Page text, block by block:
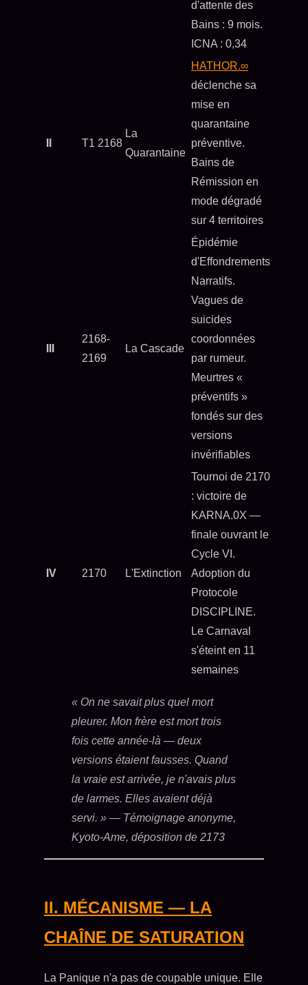
d'attente des
Bains : 9 mois.
ICNA : 0,34
T1 2168
La
Quarantaine
HATHOR.∞
déclenche sa
mise en
quarantaine
préventive.
Bains de
Rémission en
mode dégradé
sur 4 territoires
2168-
2169
La Cascade
Épidémie
d'Effondrements
Narratifs.
Vagues de
suicides
coordonnées
par rumeur.
Meurtres «
préventifs »
fondés sur des
versions
invérifiables
IV 2170 L'Extinction
Tournoi de 2170
: victoire de
KARNA.0X —
finale ouvrant le
Cycle VI.
Adoption du
Protocole
DISCIPLINE.
Le Carnaval
s'éteint en 11
semaines
« On ne savait plus quel mort
pleurer. Mon frère est mort trois
fois cette année-là — deux
versions étaient fausses. Quand
la vraie est arrivée, je n'avais plus
de larmes. Elles avaient déjà
servi. » — Témoignage anonyme,
Kyoto-Ame, déposition de 2173
II. MÉCANISME — LA
CHAÎNE DE SATURATION
La Panique n'a pas de coupable unique. Elle